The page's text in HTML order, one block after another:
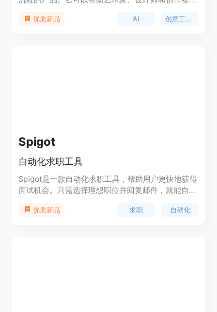
浪费时间。通过Pipeline，用户可以快速创建工作流
优质新品 AI 创意工作流程
Spigot
自动化求职工具
Spigot是一款自动化求职工具，帮助用户更快地获得
面试机会。只需选择理想职位并回复邮件，就能自动
优质新品 求职 自动化